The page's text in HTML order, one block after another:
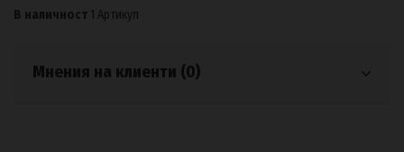
В наличност 1 Артикул
Мнения на клиенти (0)